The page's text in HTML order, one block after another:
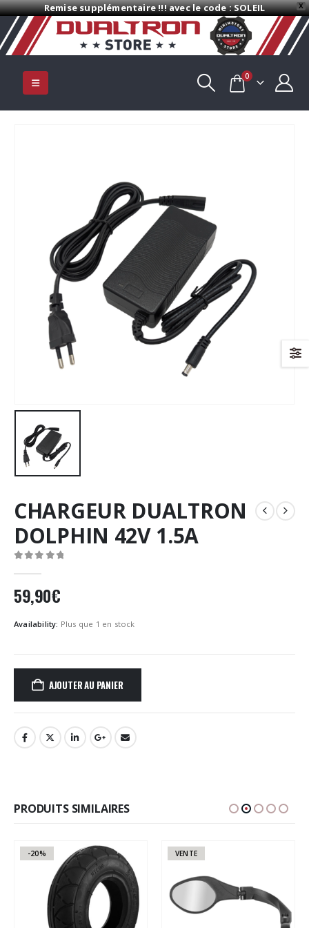
X
Remise supplémentaire !!! avec le code : SOLEIL
0
CHARGEUR DUALTRON
DOLPHIN 42V 1.5A
59,90€
Availability: Plus que 1 en stock
AJOUTER AU PANIER
PRODUITS SIMILAIRES
-20% VENTE